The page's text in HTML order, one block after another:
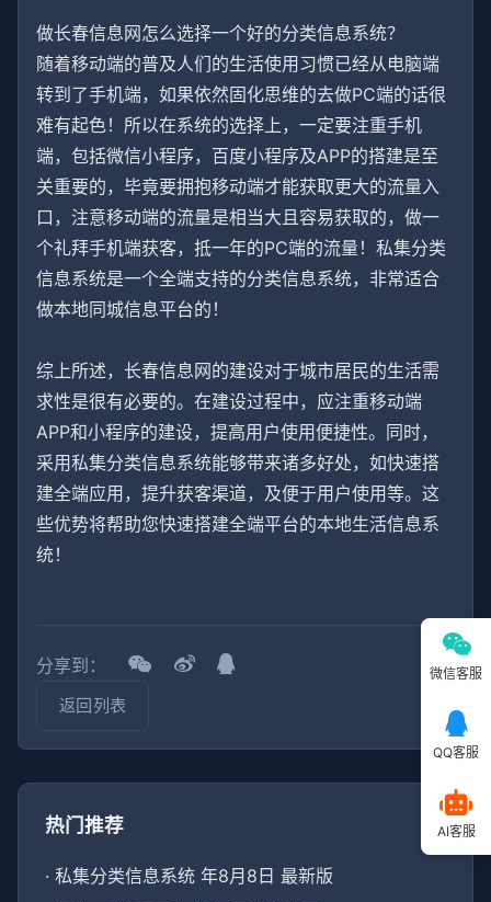
做长春信息网怎么选择一个好的分类信息系统？
随着移动端的普及人们的生活使用习惯已经从电脑端
转到了手机端，如果依然固化思维的去做PC端的话很
难有起色！所以在系统的选择上，一定要注重手机
端，包括微信小程序，百度小程序及APP的搭建是至
关重要的，毕竟要拥抱移动端才能获取更大的流量入
口，注意移动端的流量是相当大且容易获取的，做一
个礼拜手机端获客，抵一年的PC端的流量！私集分类
信息系统是一个全端支持的分类信息系统，非常适合
做本地同城信息平台的！
综上所述，长春信息网的建设对于城市居民的生活需
求性是很有必要的。在建设过程中，应注重移动端
APP和小程序的建设，提高用户使用便捷性。同时，
采用私集分类信息系统能够带来诸多好处，如快速搭
建全端应用，提升获客渠道，及便于用户使用等。这
些优势将帮助您快速搭建全端平台的本地生活信息系
统！
分享到：
返回列表
热门推荐
· 私集分类信息系统 年8月8日 最新版
微信客服
QQ客服
AI客服